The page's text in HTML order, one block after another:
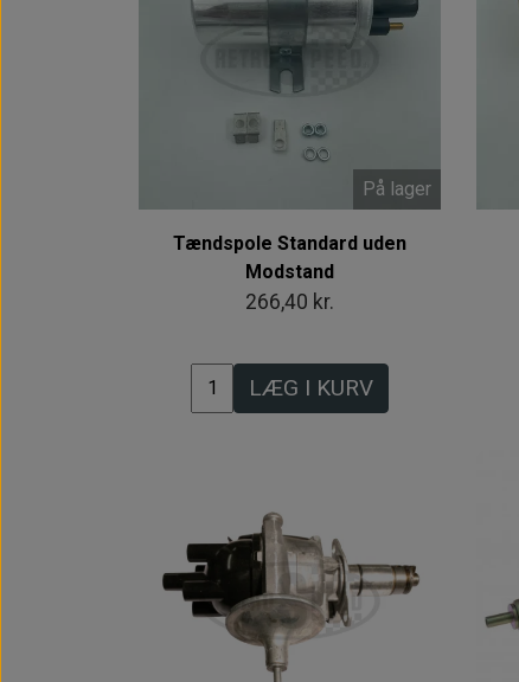
På lager
Tændspole Standard uden
Modstand
266,40 kr.
LÆG I KURV